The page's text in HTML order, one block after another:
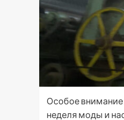
Особое
неделя моды и